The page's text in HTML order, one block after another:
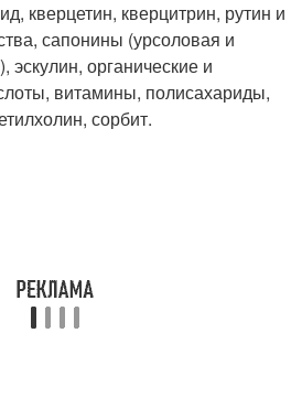
кверцетин, кверцитрин, рутин и
сапонины (урсоловая и
эскулин, органические и
витамины, полисахариды,
сорбит.